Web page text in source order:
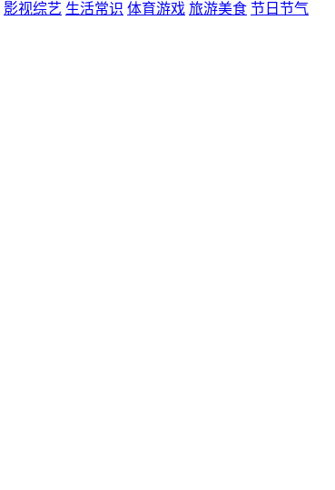
影视综艺 生活常识 体育游戏 旅游美食 节日节气